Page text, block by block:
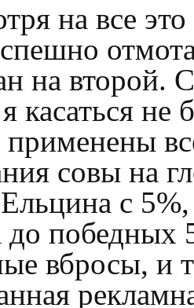
на все
на второй.
касаться не
совы на
с
до
вбросы, и